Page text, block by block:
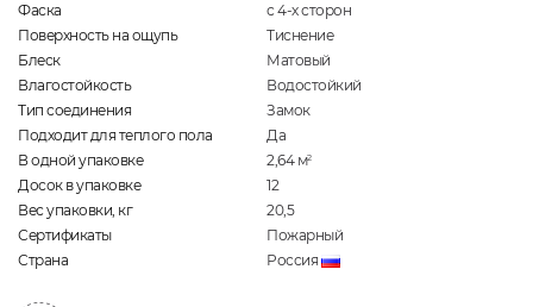
Фаска
с 4-х сторон
Поверхность на ощупь
Тиснение
Блеск
Матовый
Влагостойкость
Водостойкий
Тип соединения
Замок
Подходит для теплого пола
Да
В одной упаковке
2,64 м2
Досок в упаковке
12
Вес упаковки, кг
20,5
Сертификаты
Пожарный
Страна
Россия